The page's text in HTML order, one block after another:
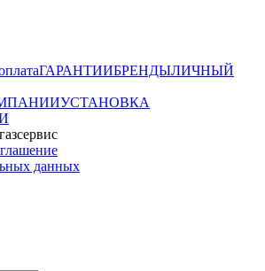
ГАРАНТИИБРЕНДЫЛИЧНЫЙ
УСТАНОВКА
данных